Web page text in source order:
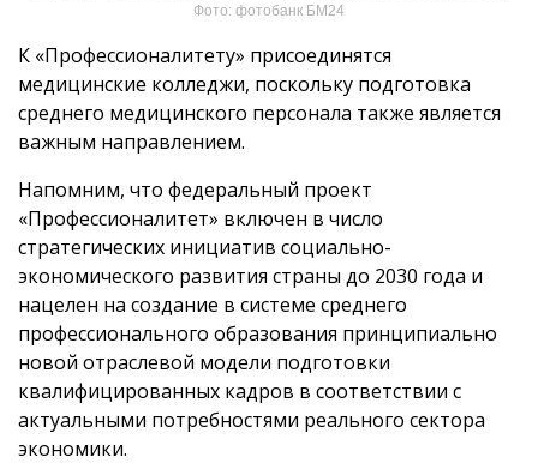
Фото: фотобанк БМ24
К «Профессионалитету» присоединятся
медицинские колледжи, поскольку подготовка
среднего медицинского персонала также является
важным направлением.
Напомним, что федеральный проект
«Профессионалитет» включен в число
стратегических инициатив социально-
экономического развития страны до 2030 года и
нацелен на создание в системе среднего
профессионального образования принципиально
новой отраслевой модели подготовки
квалифицированных кадров в соответствии с
актуальными потребностями реального сектора
экономики.